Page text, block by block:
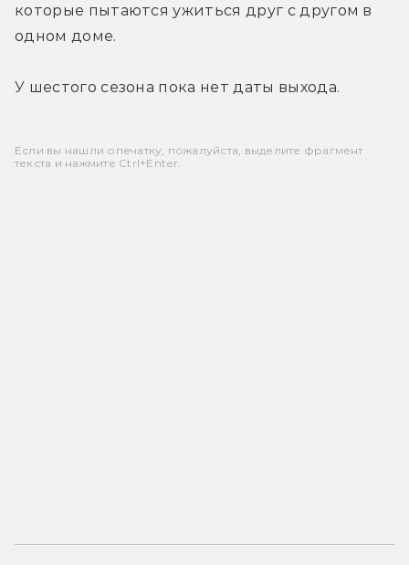
которые пытаются ужиться друг с другом в
одном доме.
У шестого сезона пока нет даты выхода.
Если вы нашли опечатку, пожалуйста, выделите фрагмент
текста и нажмите Ctrl+Enter.